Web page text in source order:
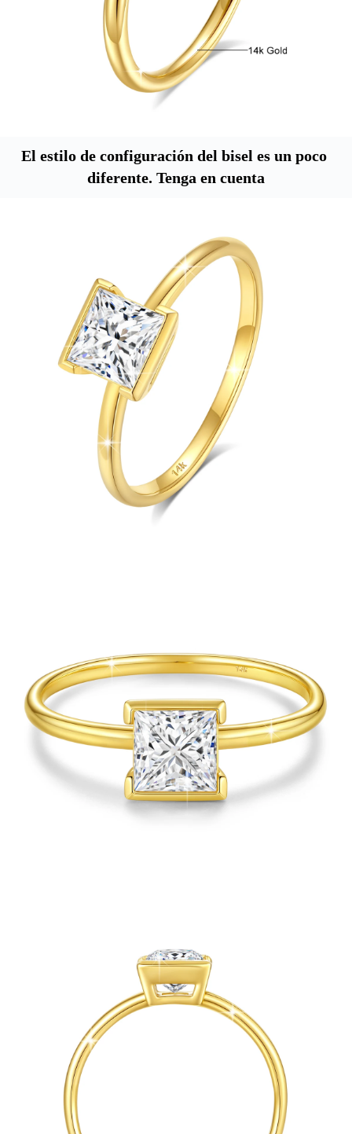
El estilo de configuración del bisel es un poco
diferente. Tenga en cuenta